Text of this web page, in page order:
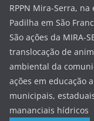
RPPN Mira-Serra,
Padilha em São
São ações da MIRA-
translocação de
ambiental da
ações em educação
municipais,
mananciais hídricos